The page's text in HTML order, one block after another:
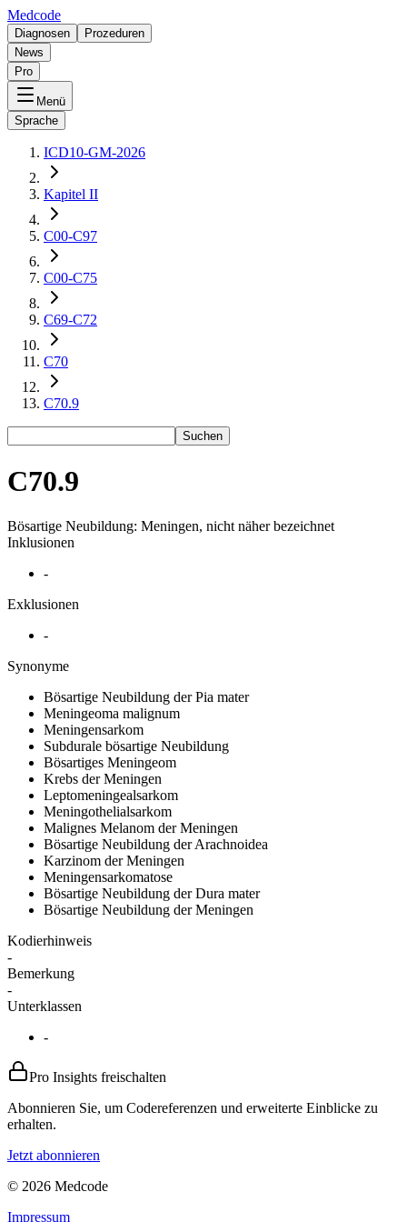
Medcode
Diagnosen
Prozeduren
News
Pro
Menü
Sprache
ICD10-GM-2026
Kapitel II
C00-C97
C00-C75
C69-C72
C70
C70.9
Suchen
C70.9
Bösartige Neubildung: Meningen, nicht näher bezeichnet
Inklusionen
-
Exklusionen
-
Synonyme
Bösartige Neubildung der Pia mater
Meningeoma malignum
Meningensarkom
Subdurale bösartige Neubildung
Bösartiges Meningeom
Krebs der Meningen
Leptomeningealsarkom
Meningothelialsarkom
Malignes Melanom der Meningen
Bösartige Neubildung der Arachnoidea
Karzinom der Meningen
Meningensarkomatose
Bösartige Neubildung der Dura mater
Bösartige Neubildung der Meningen
Kodierhinweis
-
Bemerkung
-
Unterklassen
-
Pro Insights freischalten
Abonnieren Sie, um Codereferenzen und erweiterte Einblicke zu
erhalten.
Jetzt abonnieren
© 2026 Medcode
Impressum